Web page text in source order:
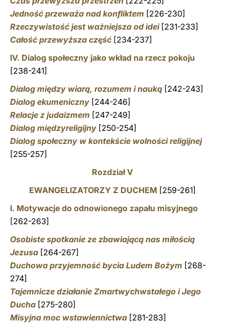
Jedność przeważa nad konfliktem [226-230]
Rzeczywistość jest ważniejsza od idei [231-233]
Całość przewyższa część [234-237]
IV. Dialog społeczny jako wkład na rzecz pokoju
[238-241]
Dialog między wiarą, rozumem i nauką [242-243]
Dialog ekumeniczny [244-246]
Relacje z judaizmem [247-249]
Dialog międzyreligijny [250-254]
Dialog społeczny w kontekście wolności religijnej
[255-257]
Rozdział V
EWANGELIZATORZY Z DUCHEM [259-261]
I. Motywacje do odnowionego zapału misyjnego
[262-263]
Osobiste spotkanie ze zbawiającą nas miłością
Jezusa [264-267]
Duchowa przyjemność bycia Ludem Bożym [268-
274]
Tajemnicze działanie Zmartwychwstałego i Jego
Ducha [275-280]
Misyjna moc wstawiennictwa [281-283]